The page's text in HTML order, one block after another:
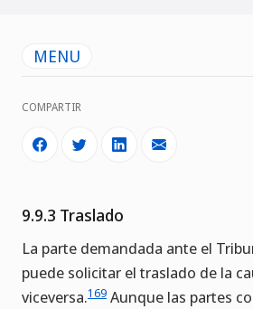
MENU
COMPARTIR
9.9.3 Traslado
La parte demandada ante el
puede solicitar el traslado de la
viceversa.169 Aunque las partes